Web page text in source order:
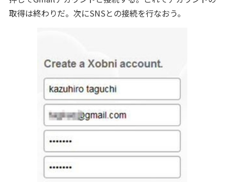
取得は終わりだ。次にSNSとの接続を行なおう。